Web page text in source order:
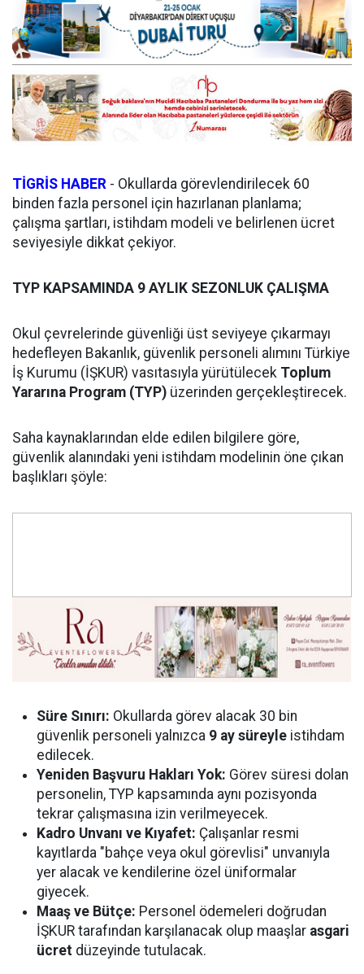
TİGRİS HABER - Okullarda görevlendirilecek 60
binden fazla personel için hazırlanan planlama;
çalışma şartları, istihdam modeli ve belirlenen ücret
seviyesiyle dikkat çekiyor.
TYP KAPSAMINDA 9 AYLIK SEZONLUK ÇALIŞMA
Okul çevrelerinde güvenliği üst seviyeye çıkarmayı
hedefleyen Bakanlık, güvenlik personeli alımını Türkiye
İş Kurumu (İŞKUR) vasıtasıyla yürütülecek Toplum
Yararına Program (TYP) üzerinden gerçekleştirecek.
Saha kaynaklarından elde edilen bilgilere göre,
güvenlik alanındaki yeni istihdam modelinin öne çıkan
başlıkları şöyle:
Süre Sınırı: Okullarda görev alacak 30 bin
güvenlik personeli yalnızca 9 ay süreyle istihdam
edilecek.
Yeniden Başvuru Hakları Yok: Görev süresi dolan
personelin, TYP kapsamında aynı pozisyonda
tekrar çalışmasına izin verilmeyecek.
Kadro Unvanı ve Kıyafet: Çalışanlar resmi
kayıtlarda "bahçe veya okul görevlisi" unvanıyla
yer alacak ve kendilerine özel üniformalar
giyecek.
Maaş ve Bütçe: Personel ödemeleri doğrudan
İŞKUR tarafından karşılanacak olup maaşlar asgari
ücret düzeyinde tutulacak.